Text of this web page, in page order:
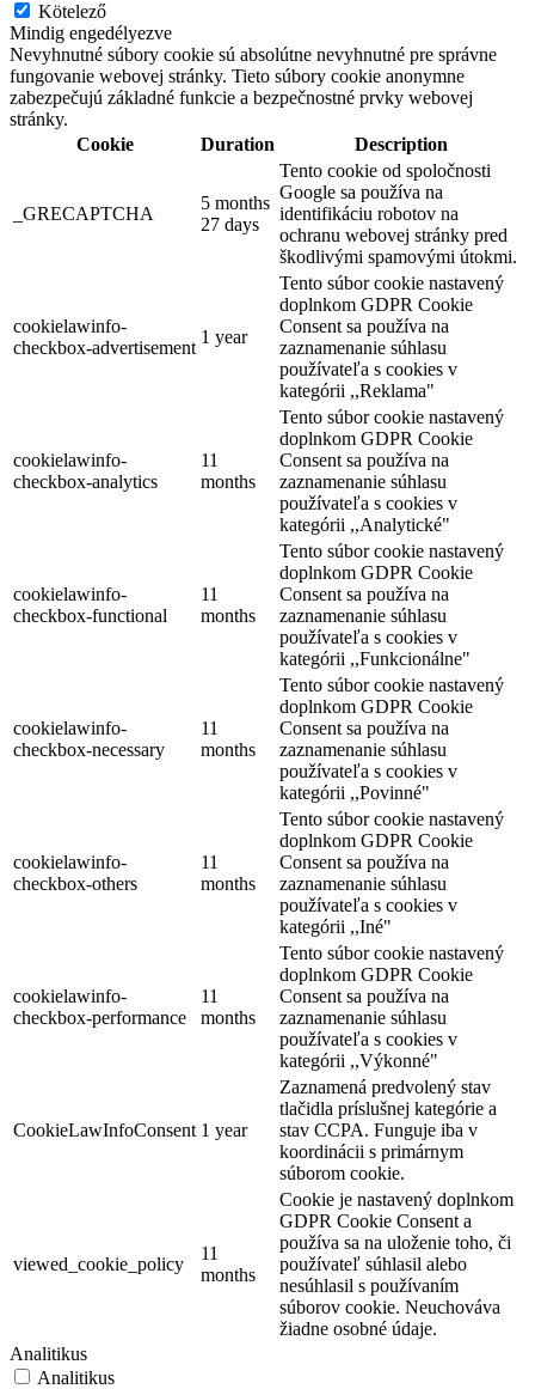
Turisztikai információs központ Dunaszerdahely
Turisztikai látnivalók
Jókai cölöpös vízimalom és skanzen
Turisztikai látnivalók
Kötelező
Mindig engedélyezve
Nevyhnutné súbory cookie sú absolútne nevyhnutné pre správne
fungovanie webovej stránky. Tieto súbory cookie anonymne
zabezpečujú základné funkcie a bezpečnostné prvky webovej
stránky.
Cookie
Duration Description
_GRECAPTCHA
5 months
27 days
Tento cookie od spoločnosti
Google sa používa na
identifikáciu robotov na
ochranu webovej stránky pred
škodlivými spamovými útokmi.
cookielawinfo-
checkbox-advertisement
1 year
Tento súbor cookie nastavený
doplnkom GDPR Cookie
Consent sa používa na
zaznamenanie súhlasu
používateľa s cookies v
kategórii ,,Reklama"
cookielawinfo-
checkbox-analytics
11
months
Tento súbor cookie nastavený
doplnkom GDPR Cookie
Consent sa používa na
zaznamenanie súhlasu
používateľa s cookies v
kategórii ,,Analytické"
cookielawinfo-
checkbox-functional
11
months
Tento súbor cookie nastavený
doplnkom GDPR Cookie
Consent sa používa na
zaznamenanie súhlasu
používateľa s cookies v
kategórii ,,Funkcionálne"
cookielawinfo-
checkbox-necessary
11
months
Tento súbor cookie nastavený
doplnkom GDPR Cookie
Consent sa používa na
zaznamenanie súhlasu
používateľa s cookies v
kategórii ,,Povinné"
cookielawinfo-
checkbox-others
11
months
Tento súbor cookie nastavený
doplnkom GDPR Cookie
Consent sa používa na
zaznamenanie súhlasu
používateľa s cookies v
kategórii ,,Iné"
cookielawinfo-
checkbox-performance
11
months
Tento súbor cookie nastavený
doplnkom GDPR Cookie
Consent sa používa na
zaznamenanie súhlasu
používateľa s cookies v
kategórii ,,Výkonné"
CookieLawInfoConsent 1 year
Zaznamená predvolený stav
tlačidla príslušnej kategórie a
stav CCPA. Funguje iba v
koordinácii s primárnym
súborom cookie.
viewed_cookie_policy
11
months
Cookie je nastavený doplnkom
GDPR Cookie Consent a
používa sa na uloženie toho, či
používateľ súhlasil alebo
nesúhlasil s používaním
súborov cookie. Neuchováva
žiadne osobné údaje.
Analitikus
Analitikus